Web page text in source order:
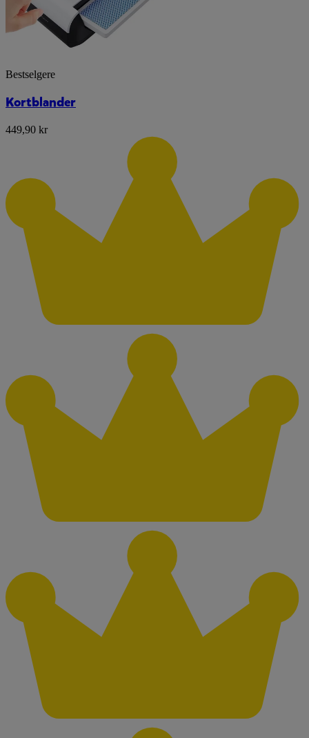
Bestselgere
Kortblander
449,90 kr